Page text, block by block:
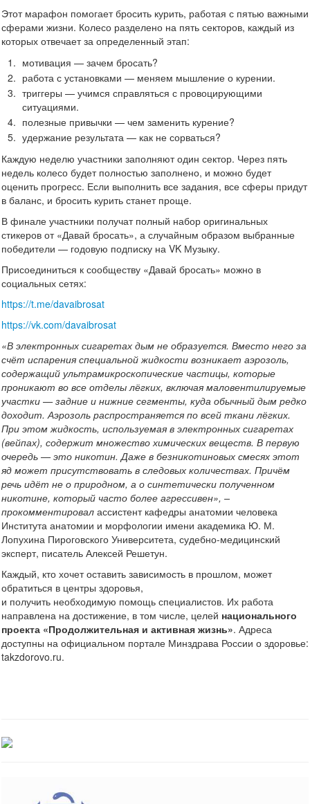
Этот марафон помогает бросить курить, работая с пятью важными
сферами жизни. Колесо разделено на пять секторов, каждый из
которых отвечает за определенный этап:
мотивация — зачем бросать?
работа с установками — меняем мышление о курении.
триггеры — учимся справляться с провоцирующими
ситуациями.
полезные привычки — чем заменить курение?
удержание результата — как не сорваться?
Каждую неделю участники заполняют один сектор. Через пять
недель колесо будет полностью заполнено, и можно будет
оценить прогресс. Если выполнить все задания, все сферы придут
в баланс, и бросить курить станет проще.
В финале участники получат полный набор оригинальных
стикеров от «Давай бросать», а случайным образом выбранные
победители — годовую подписку на VK Музыку.
Присоединиться к сообществу «Давай бросать» можно в
социальных сетях:
https://t.me/davaibrosat
https://vk.com/davaibrosat
«В электронных сигаретах дым не образуется. Вместо него за
счёт испарения специальной жидкости возникает аэрозоль,
содержащий ультрамикроскопические частицы, которые
проникают во все отделы лёгких, включая маловентилируемые
участки — задние и нижние сегменты, куда обычный дым редко
доходит. Аэрозоль распространяется по всей ткани лёгких.
При этом жидкость, используемая в электронных сигаретах
(вейпах), содержит множество химических веществ. В первую
очередь — это никотин. Даже в безникотиновых смесях этот
яд может присутствовать в следовых количествах. Причём
речь идёт не о природном, а о синтетически полученном
никотине, который часто более агрессивен», –
прокомментировал ассистент кафедры анатомии человека
Института анатомии и морфологии имени академика Ю. М.
Лопухина Пироговского Университета, судебно-медицинский
эксперт, писатель Алексей Решетун.
Каждый, кто хочет оставить зависимость в прошлом, может
обратиться в центры здоровья,
и получить необходимую помощь специалистов. Их работа
направлена на достижение, в том числе, целей национального
проекта «Продолжительная и активная жизнь». Адреса
доступны на официальном портале Минздрава России о здоровье:
takzdorovo.ru.